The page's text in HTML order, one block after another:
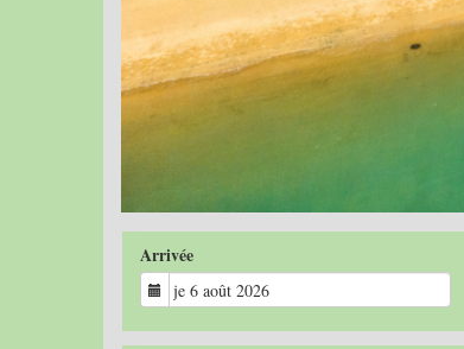
Arrivée